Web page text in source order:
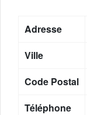
Adresse
Ville
Code Postal
Téléphone